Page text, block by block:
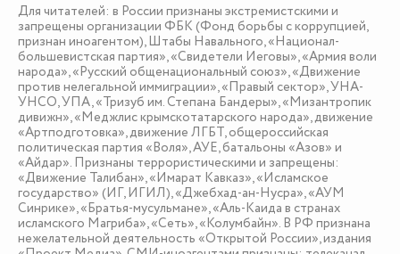
Для читателей: в России признаны экстремистскими и
запрещены организации ФБК (Фонд борьбы с коррупцией,
признан иноагентом), Штабы Навального, «Национал-
большевистская партия», «Свидетели Иеговы», «Армия воли
народа», «Русский общенациональный союз», «Движение
против нелегальной иммиграции», «Правый сектор», УНА-
УНСО, УПА, «Тризуб им. Степана Бандеры», «Мизантропик
дивижн», «Меджлис крымскотатарского народа», движение
«Артподготовка», движение ЛГБТ, общероссийская
политическая партия «Воля», АУЕ, батальоны «Азов» и
«Айдар». Признаны террористическими и запрещены:
«Движение Талибан», «Имарат Кавказ», «Исламское
государство» (ИГ, ИГИЛ), «Джебхад-ан-Нусра», «АУМ
Синрике», «Братья-мусульмане», «Аль-Каида в странах
исламского Магриба», «Сеть», «Колумбайн». В РФ признана
нежелательной деятельность «Открытой России», издания